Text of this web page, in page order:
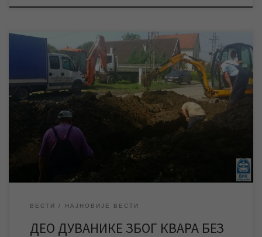
У јутарњим часовима, у насељу Дуваника, дошло је до квара на
градској водоводној мрежи у Војвођанској улици, због чега је
дошло до прекида водоснабдевања у поменутој и околним
улицама. Након пријаве квара екипе ЈКП „Водовод и
канализација“ су изашле на терен и раде на санацији истог, и
према првим проценама […]
ВЕСТИ НАЈНОВИЈЕ ВЕСТИ
ДЕО ДУВАНИКЕ ЗБОГ КВАРА БЕЗ